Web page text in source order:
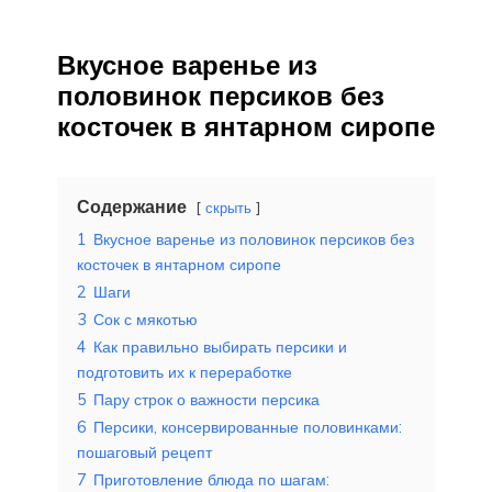
Вкусное варенье из
половинок персиков без
косточек в янтарном сиропе
Содержание скрыть
1 Вкусное варенье из половинок персиков без
косточек в янтарном сиропе
2 Шаги
3 Сок с мякотью
4 Как правильно выбирать персики и
подготовить их к переработке
5 Пару строк о важности персика
6 Персики, консервированные половинками:
пошаговый рецепт
7 Приготовление блюда по шагам: